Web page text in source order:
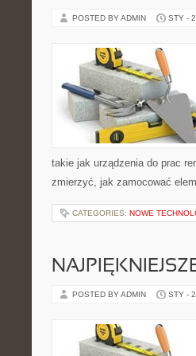
POSTED BY ADMIN STY -
takie jak urządzenia do prac
zmierzyć, jak zamocować
CATEGORIES: NOWE
POSTED BY ADMIN STY -